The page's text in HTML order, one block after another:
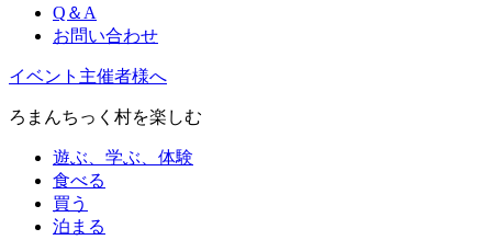
Q＆A
お問い合わせ
イベント主催者様へ
ろまんちっく村を楽しむ
遊ぶ、学ぶ、体験
食べる
買う
泊まる